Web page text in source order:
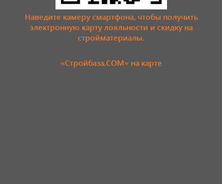
Наведите камеру смартфона, чтобы получить
электронную карту лояльности и скидку на
стройматериалы.
«Стройбаза.COM» на карте